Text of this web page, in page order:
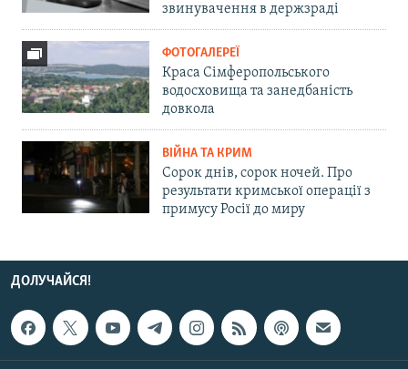
звинувачення в держзраді
ФОТОГАЛЕРЕЇ
Краса Сімферопольського
водосховища та занедбаність
довкола
ВІЙНА ТА КРИМ
Сорок днів, сорок ночей. Про
результати кримської операції з
примусу Росії до миру
ДОЛУЧАЙСЯ!